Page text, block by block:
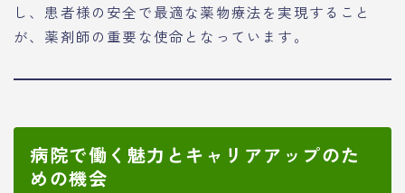
し、患者様の安全で最適な薬物療法を実現すること
が、薬剤師の重要な使命となっています。
病院で働く魅力とキャリアアップのた
めの機会